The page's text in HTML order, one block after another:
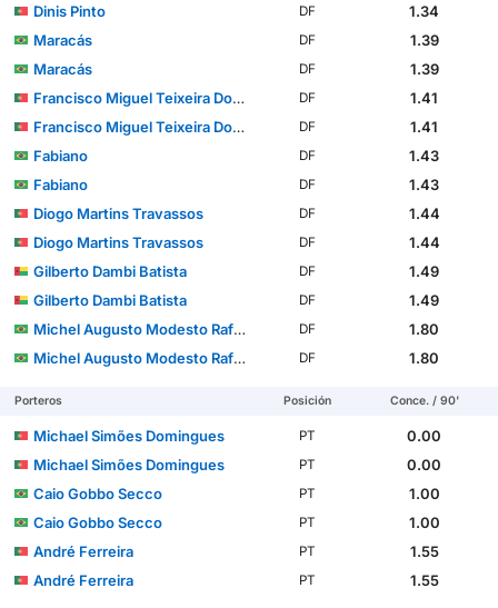
Dinis Pinto
DF
1.34
Maracás
DF
1.39
Maracás
DF
1.39
Francisco Miguel Teixeira Domingues
DF
1.41
Francisco Miguel Teixeira Domingues
DF
1.41
Fabiano
DF
1.43
Fabiano
DF
1.43
Diogo Martins Travassos
DF
1.44
Diogo Martins Travassos
DF
1.44
Gilberto Dambi Batista
DF
1.49
Gilberto Dambi Batista
DF
1.49
Michel Augusto Modesto Rafael dos Santos
DF
1.80
Michel Augusto Modesto Rafael dos Santos
DF 1.80
Porteros Posición Conce. / 90'
Michael Simões Domingues PT
0.00
Michael Simões Domingues
PT
0.00
Caio Gobbo Secco
PT
1.00
Caio Gobbo Secco
PT
1.00
André Ferreira
PT
1.55
André Ferreira
PT 1.55